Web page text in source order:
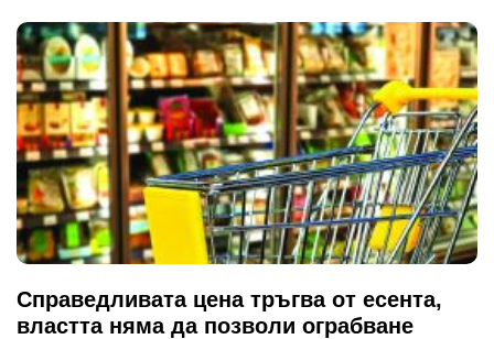
Справедливата цена тръгва от есента,
властта няма да позволи ограбване